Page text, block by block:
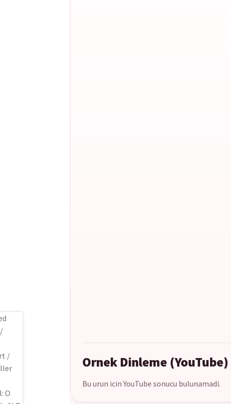
Ornek Dinleme (YouTube)
Bu urun icin YouTube sonucu bulunamadi.